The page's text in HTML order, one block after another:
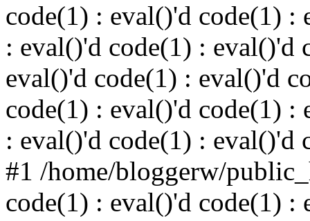
code(1) : eval()'d code(1) :
: eval()'d code(1) : eval()'d
eval()'d code(1) : eval()'d
code(1) : eval()'d code(1) :
: eval()'d code(1) : eval()'d
#1 /home/bloggerw/
code(1) : eval()'d code(1) :